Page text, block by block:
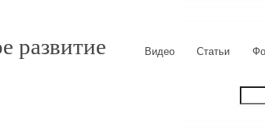
развитие Видео Статьи